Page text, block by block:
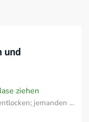
und
ziehen
jemanden …